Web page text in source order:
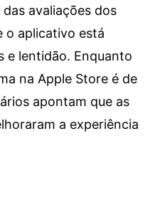
avaliações dos
o aplicativo está
e lentidão. Enquanto
na Apple Store é de
apontam que as
a experiência